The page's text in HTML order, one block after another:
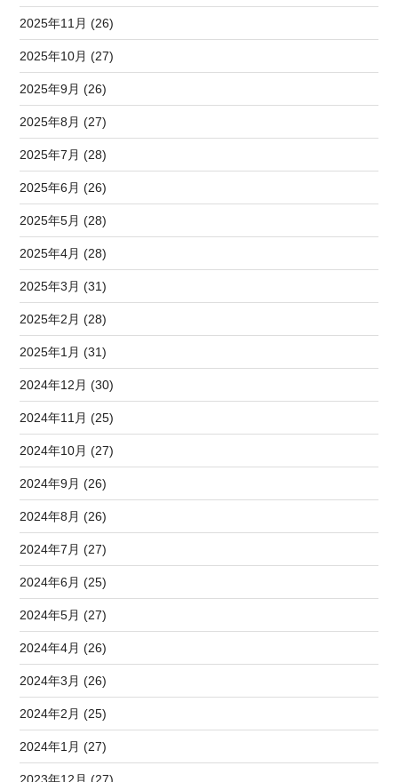
2025年11月 (26)
2025年10月 (27)
2025年9月 (26)
2025年8月 (27)
2025年7月 (28)
2025年6月 (26)
2025年5月 (28)
2025年4月 (28)
2025年3月 (31)
2025年2月 (28)
2025年1月 (31)
2024年12月 (30)
2024年11月 (25)
2024年10月 (27)
2024年9月 (26)
2024年8月 (26)
2024年7月 (27)
2024年6月 (25)
2024年5月 (27)
2024年4月 (26)
2024年3月 (26)
2024年2月 (25)
2024年1月 (27)
2023年12月 (27)